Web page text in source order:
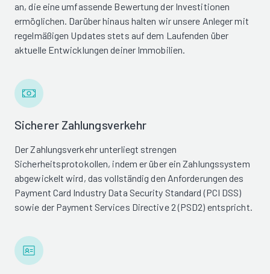
an, die eine umfassende Bewertung der Investitionen
ermöglichen. Darüber hinaus halten wir unsere Anleger mit
regelmäßigen Updates stets auf dem Laufenden über
aktuelle Entwicklungen deiner Immobilien.
Sicherer Zahlungsverkehr
Der Zahlungsverkehr unterliegt strengen
Sicherheitsprotokollen, indem er über ein Zahlungssystem
abgewickelt wird, das vollständig den Anforderungen des
Payment Card Industry Data Security Standard (PCI DSS)
sowie der Payment Services Directive 2 (PSD2) entspricht.